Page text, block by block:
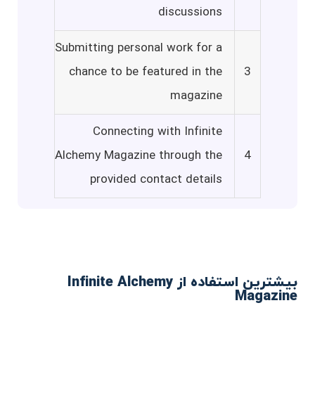
discussions
3
Submitting personal work for a
chance to be featured in the
magazine
4
Connecting with Infinite
Alchemy Magazine through the
provided contact details
بیشترین استفاده از Infinite Alchemy
Magazine